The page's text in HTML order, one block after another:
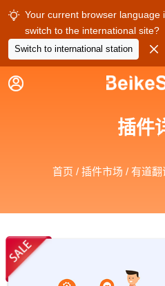
 Your current browser language
switch to the international site?
Switch to international station 

插件
首页 / 插件市场 / 有道翻